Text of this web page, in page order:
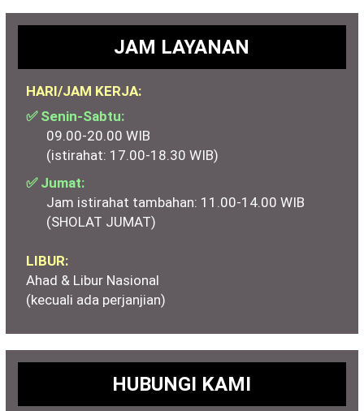
JAM LAYANAN
HARI/JAM KERJA:
✅ Senin-Sabtu:
09.00-20.00 WIB
(istirahat: 17.00-18.30 WIB)
✅ Jumat:
Jam istirahat tambahan: 11.00-14.00 WIB
(SHOLAT JUMAT)
LIBUR:
Ahad & Libur Nasional
(kecuali ada perjanjian)
HUBUNGI KAMI